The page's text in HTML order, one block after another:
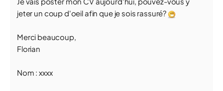
jeter un coup d'oeil afin que je sois rassuré?
Merci beaucoup,
Florian
Nom : xxxx